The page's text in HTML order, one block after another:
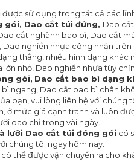
được sử dụng trong tất cả các
gói, Dao cắt túi đứng, Dao
cắt nghành bao bì, Dao cắt
nghiền nhựa công nhận trên
thẳng, nhiều hình dạng
lớn nhỏ, Dao nghiền nhựa tùy
gói, Dao cắt bao bì dạng
ngang, Dao cắt bao bì chân
bạn, vui lòng liên hệ với
mức giá cạnh tranh và luôn
dao chỉ trong vài ngày.
lưỡi Dao cắt túi đóng gói có
chúng tôi ngay hôm nay.
thể được vận chuyển ra cho